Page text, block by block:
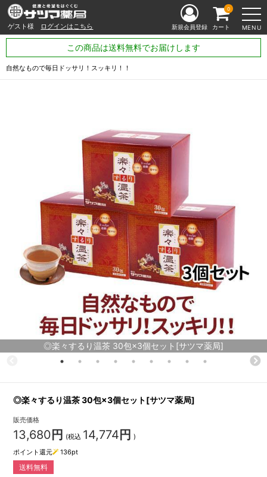
ゲスト様 ログインはこちら MENU
新規会員登録 カート
0
この商品は送料無料でお届けします
自然なもので毎日ドッサリ！スッキリ！！
◎楽々するり温茶 30包×3個セット[サツマ薬局]
◎楽々するり温茶 30包×3個セット[サツマ薬局]
販売価格
13,680 円 (税込 14,774 円 )
ポイント還元
136pt
送料無料